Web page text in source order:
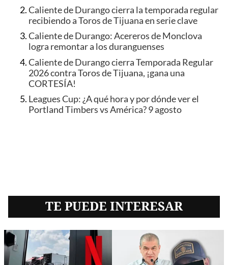
Caliente de Durango cierra la temporada regular
recibiendo a Toros de Tijuana en serie clave
Caliente de Durango: Acereros de Monclova
logra remontar a los duranguenses
Caliente de Durango cierra Temporada Regular
2026 contra Toros de Tijuana, ¡gana una
CORTESÍA!
Leagues Cup: ¿A qué hora y por dónde ver el
Portland Timbers vs América? 9 agosto
TE PUEDE INTERESAR